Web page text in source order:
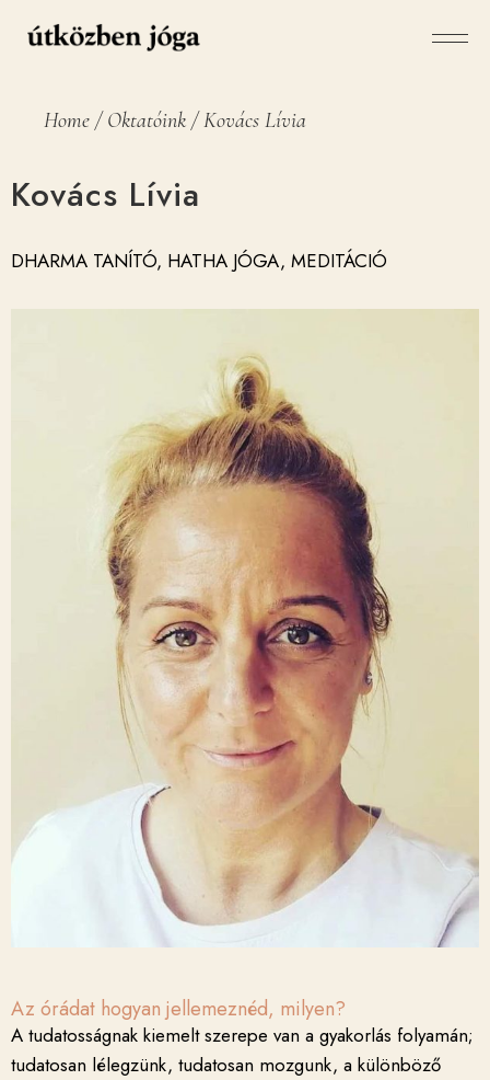
Home Oktatóink Kovács Lívia
Kovács Lívia
DHARMA TANÍTÓ, HATHA JÓGA, MEDITÁCIÓ
Az órádat hogyan jellemeznéd, milyen?
A tudatosságnak kiemelt szerepe van a gyakorlás folyamán;
tudatosan lélegzünk, tudatosan mozgunk, a különböző